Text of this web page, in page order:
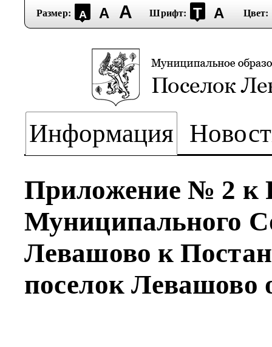
Размер: А А А Шрифт: Т А Цвет:
Информация
Приложение № 2 к
Муниципального
Левашово к
поселок Левашово